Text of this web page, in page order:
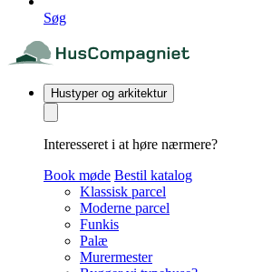
Søg
Hustyper og arkitektur
Interesseret i at høre nærmere?
Book møde Bestil katalog
Klassisk parcel
Moderne parcel
Funkis
Palæ
Murermester